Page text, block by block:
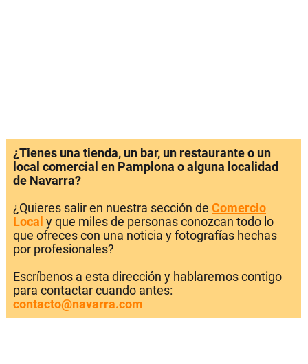
¿Tienes una tienda, un bar, un restaurante o un
local comercial en Pamplona o alguna localidad
de Navarra?
¿Quieres salir en nuestra sección de Comercio
Local y que miles de personas conozcan todo lo
que ofreces con una noticia y fotografías hechas
por profesionales?
Escríbenos a esta dirección y hablaremos contigo
para contactar cuando antes:
contacto@navarra.com